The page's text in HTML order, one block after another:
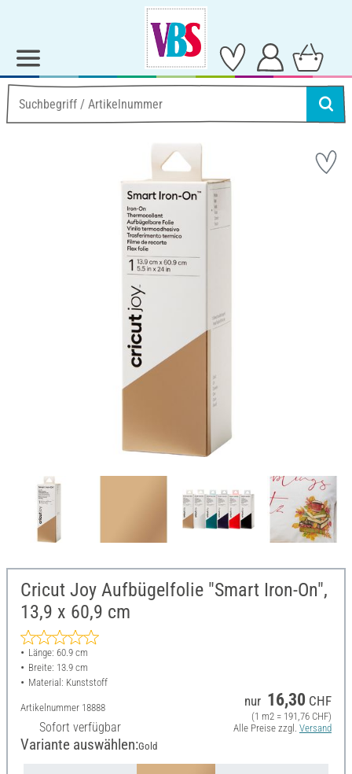
Cricut Joy Aufbügelfolie "Smart Iron-On",
13,9 x 60,9 cm
Länge: 60.9 cm
Breite: 13.9 cm
Material: Kunststoff
Artikelnummer 18888
Sofort verfügbar
nur 16,30 CHF
(1 m2 = 191,76 CHF)
Alle Preise zzgl. Versand
Variante auswählen:Gold